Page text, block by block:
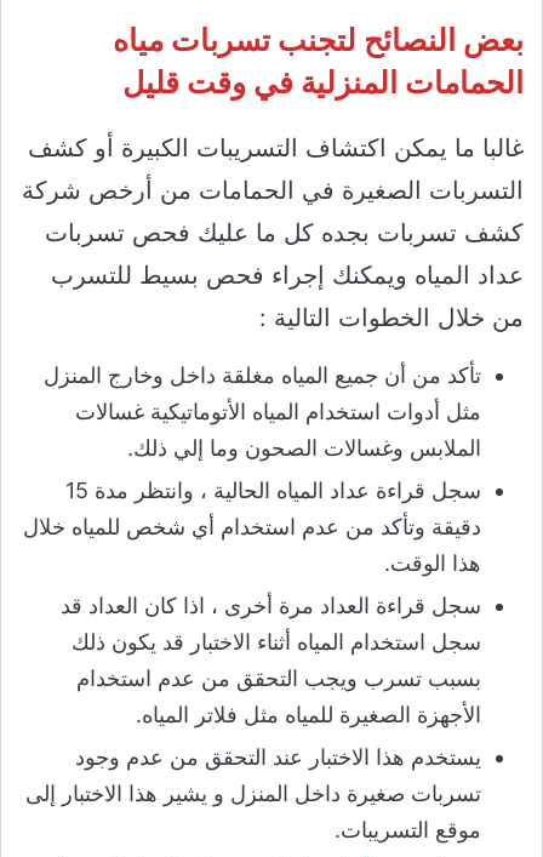
بعض النصائح لتجنب تسربات مياه
الحمامات المنزلية في وقت قليل
غالبا ما يمكن اكتشاف التسريبات الكبيرة أو كشف
التسربات الصغيرة في الحمامات من أرخص شركة
كشف تسربات بجده كل ما عليك فحص تسربات
عداد المياه ويمكنك إجراء فحص بسيط للتسرب
من خلال الخطوات التالية :
تأكد من أن جميع المياه مغلقة داخل وخارج المنزل
مثل أدوات استخدام المياه الأتوماتيكية غسالات
الملابس وغسالات الصحون وما إلي ذلك.
سجل قراءة عداد المياه الحالية ، وانتظر مدة 15
دقيقة وتأكد من عدم استخدام أي شخص للمياه خلال
هذا الوقت.
سجل قراءة العداد مرة أخرى ، اذا كان العداد قد
سجل استخدام المياه أثناء الاختبار قد يكون ذلك
بسبب تسرب ويجب التحقق من عدم استخدام
الأجهزة الصغيرة للمياه مثل فلاتر المياه.
يستخدم هذا الاختبار عند التحقق من عدم وجود
تسربات صغيرة داخل المنزل و يشير هذا الاختبار إلى
موقع التسريبات.